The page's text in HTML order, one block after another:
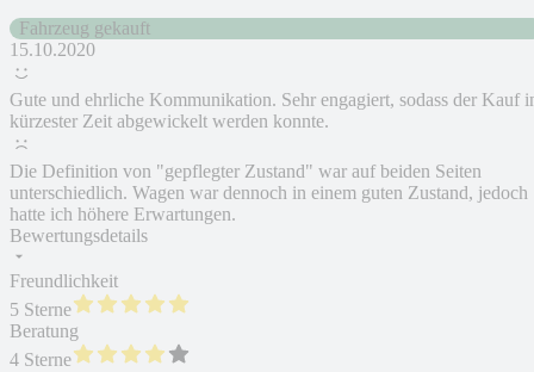
Fahrzeug gekauft
15.10.2020
Gute und ehrliche Kommunikation. Sehr engagiert, sodass der Kauf
kürzester Zeit abgewickelt werden konnte.
Die Definition von "gepflegter Zustand" war auf beiden Seiten
unterschiedlich. Wagen war dennoch in einem guten Zustand, jedoch
hatte ich höhere Erwartungen.
Bewertungsdetails
Freundlichkeit
5 Sterne
Beratung
4 Sterne